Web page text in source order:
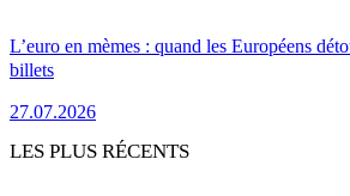
L’euro en mèmes : quand les Européens
billets
27.07.2026
LES PLUS RÉCENTS